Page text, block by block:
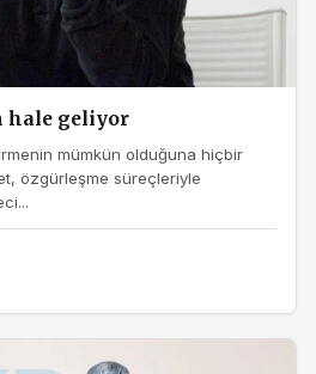
hale geliyor
mümkün olduğuna hiçbir
özgürleşme süreçleriyle